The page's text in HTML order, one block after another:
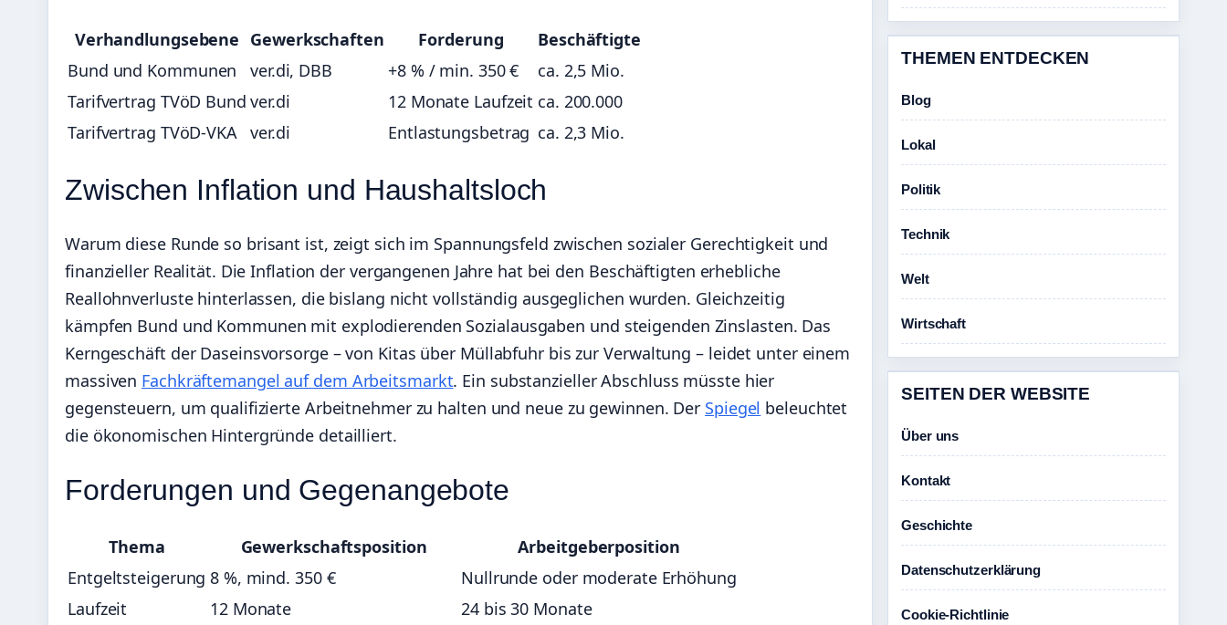
Verhandlungsebene Gewerkschaften Forderung
Beschäftigte
Bund und Kommunen
ver.di, DBB +8 % / min. 350 €
ca. 2,5 Mio.
Tarifvertrag TVöD Bund ver.di 12 Monate Laufzeit ca. 200.000
Tarifvertrag TVöD-VKA ver.di Entlastungsbetrag ca. 2,3 Mio.
Zwischen Inflation und Haushaltsloch
Warum diese Runde so brisant ist, zeigt sich im Spannungsfeld zwischen sozialer Gerechtigkeit und
finanzieller Realität. Die Inflation der vergangenen Jahre hat bei den Beschäftigten erhebliche
Reallohnverluste hinterlassen, die bislang nicht vollständig ausgeglichen wurden. Gleichzeitig
kämpfen Bund und Kommunen mit explodierenden Sozialausgaben und steigenden Zinslasten. Das
Kerngeschäft der Daseinsvorsorge – von Kitas über Müllabfuhr bis zur Verwaltung – leidet unter einem
massiven Fachkräftemangel auf dem Arbeitsmarkt. Ein substanzieller Abschluss müsste hier
gegensteuern, um qualifizierte Arbeitnehmer zu halten und neue zu gewinnen. Der Spiegel beleuchtet
die ökonomischen Hintergründe detailliert.
Forderungen und Gegenangebote
Thema Gewerkschaftsposition
Arbeitgeberposition
Entgeltsteigerung 8 %, mind. 350 €
Nullrunde oder moderate Erhöhung
Laufzeit
12 Monate
24 bis 30 Monate
THEMEN ENTDECKEN
Blog
Lokal
Politik
Technik
Welt
Wirtschaft
SEITEN DER WEBSITE
Über uns
Kontakt
Geschichte
Datenschutzerklärung
Cookie-Richtlinie